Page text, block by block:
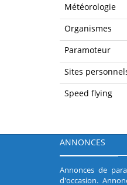
Météorologie
Organismes
Paramoteur
Sites
Speed flying
ANNONCES
Annonces de
d'occasion.